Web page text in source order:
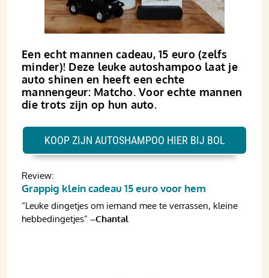
Een echt mannen cadeau, 15 euro (zelfs
minder)! Deze leuke autoshampoo laat je
auto shinen en heeft een echte
mannengeur: Matcho. Voor echte mannen
die trots zijn op hun auto.
Review:
Grappig klein cadeau 15 euro voor hem
“Leuke dingetjes om iemand mee te verrassen, kleine
hebbedingetjes” –Chantal
KOOP ZIJN AUTOSHAMPOO HIER BIJ BOL